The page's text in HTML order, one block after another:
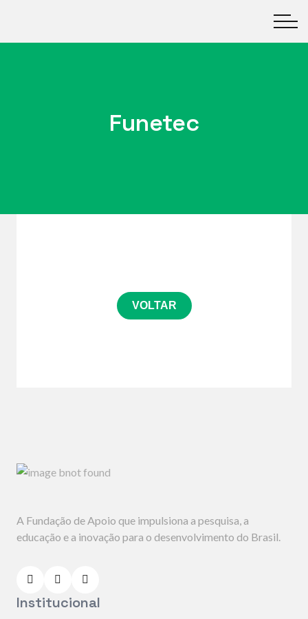
Funetec
VOLTAR
A Fundação de Apoio que impulsiona a pesquisa, a
educação e a inovação para o desenvolvimento do Brasil.
Institucional